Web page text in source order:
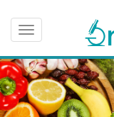
Toggle
navigation